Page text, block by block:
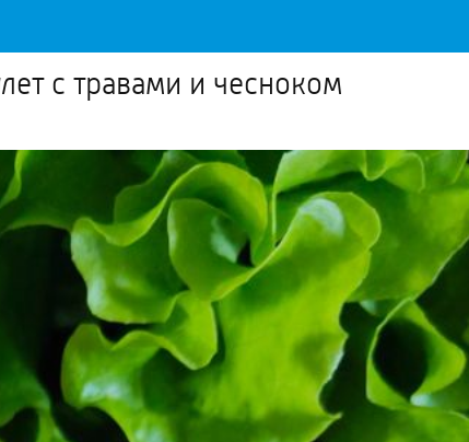
с травами и чесноком